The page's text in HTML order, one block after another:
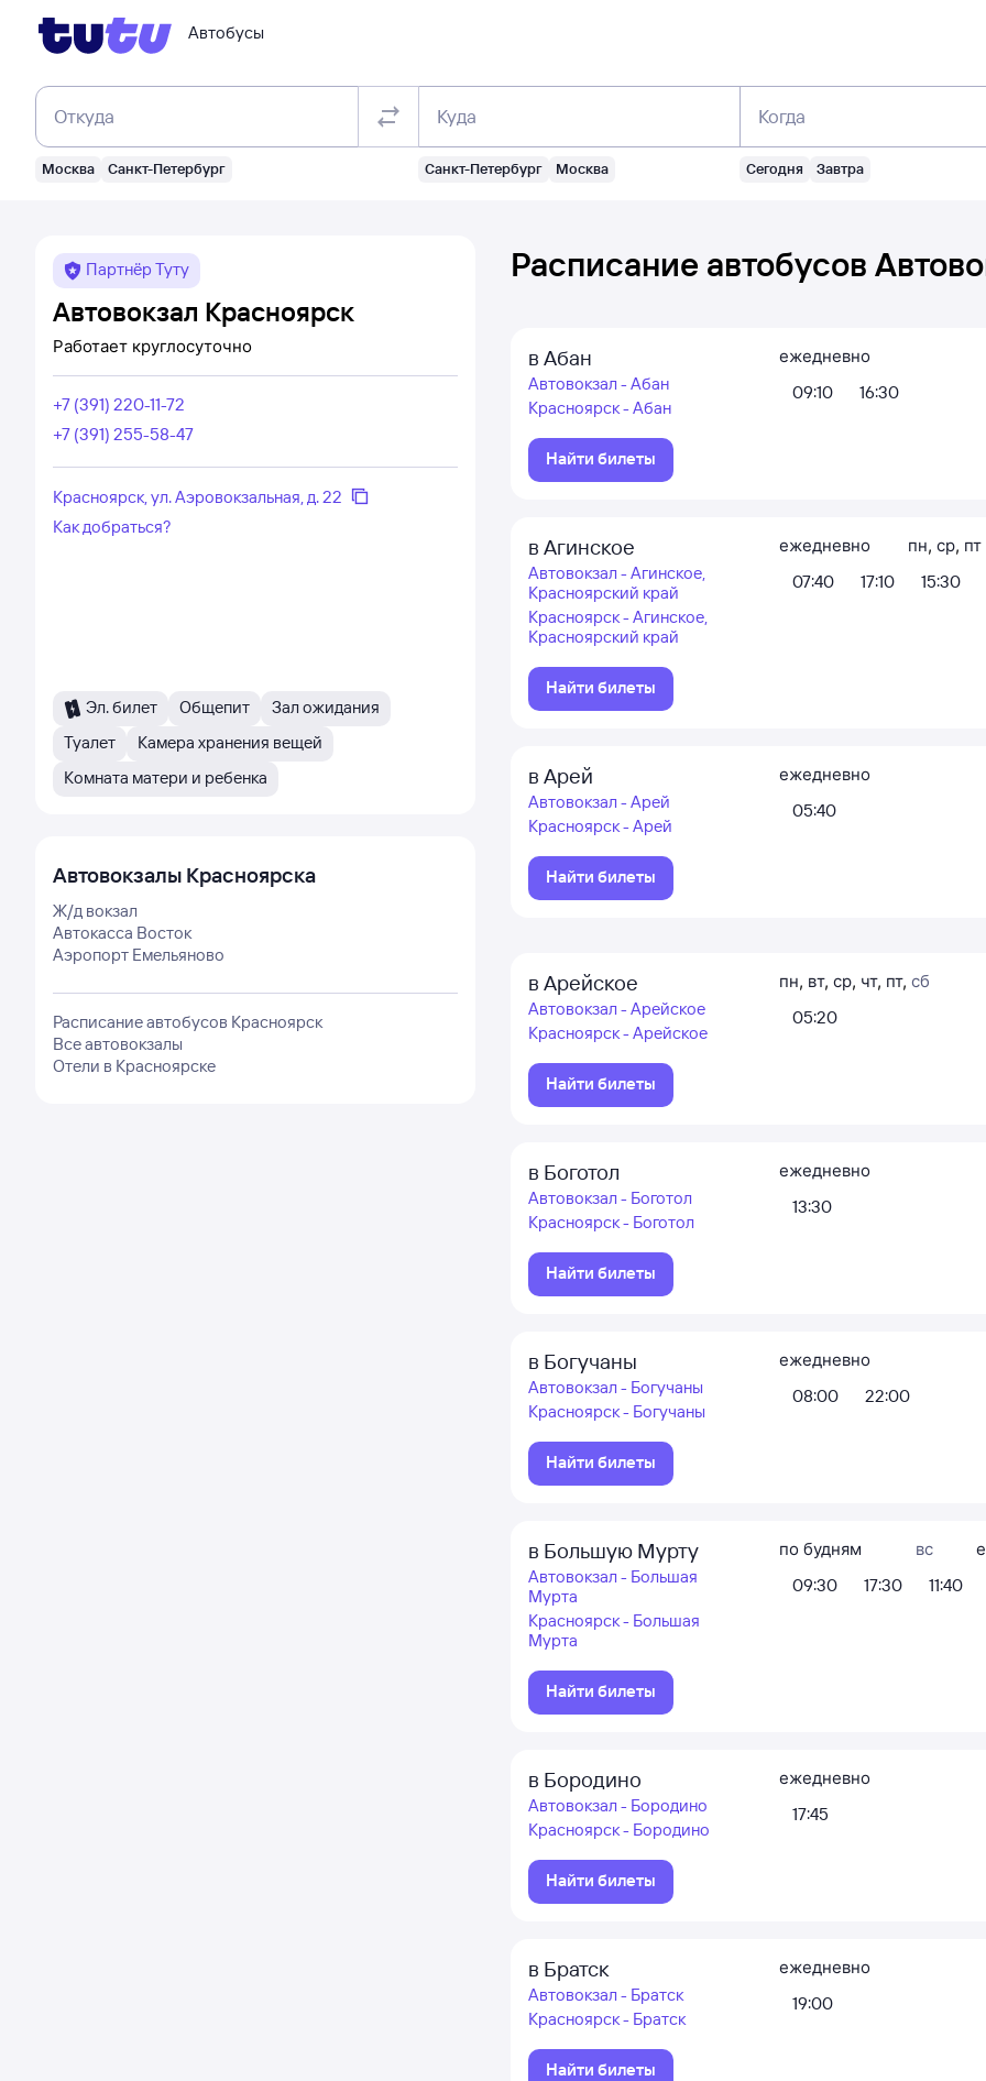
Автобусы
Откуда
Москва Санкт-Петербург
Куда
Санкт-Петербург Москва
Когда
Сегодня Завтра
Партнёр Туту
Автовокзал Красноярск
Работает круглосуточно
+7 (391) 220-11-72
+7 (391) 255-58-47
Красноярск, ул. Аэровокзальная, д. 22
Как добраться?
Эл. билет Общепит
Зал ожидания
Туалет
Камера хранения вещей
Комната матери и ребенка
Расписание автобусов
в Абан
Автовокзал - Абан
Красноярск - Абан
Найти билеты
ежедневно
09:10
16:30
в Агинское
Автовокзал - Агинское,
Красноярский край
Красноярск - Агинское,
Красноярский край
Найти билеты
ежедневно
07:40
17:10
пн, ср, пт
15:30
в Арей
Автовокзал - Арей
Красноярск - Арей
Найти билеты
ежедневно
05:40
в Арейское
Автовокзал - Арейское
Красноярск - Арейское
Найти билеты
пн, вт, ср, чт, пт, сб
05:20
в Боготол
Автовокзал - Боготол
Красноярск - Боготол
Найти билеты
ежедневно
13:30
в Богучаны
Автовокзал - Богучаны
Красноярск - Богучаны
Найти билеты
ежедневно
08:00
22:00
в Большую Мурту
Автовокзал - Большая
Мурта
Красноярск - Большая
Мурта
Найти билеты
по будням
09:30
17:30
вс
11:40
в Бородино
Автовокзал - Бородино
Красноярск - Бородино
Найти билеты
ежедневно
17:45
в Братск
Автовокзал - Братск
Красноярск - Братск
Найти билеты
ежедневно
19:00
Автовокзалы Красноярска
Ж/д вокзал
Автокасса Восток
Аэропорт Емельяново
Расписание автобусов Красноярск
Все автовокзалы
Отели в Красноярске